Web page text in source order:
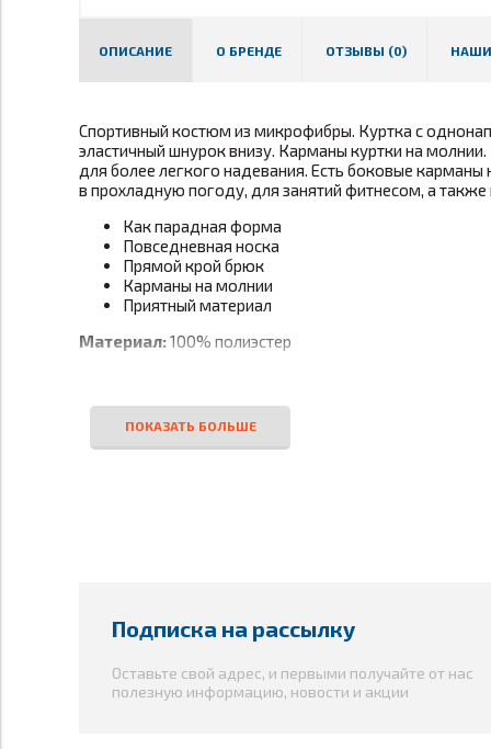
ОПИСАНИЕ О БРЕНДЕ ОТЗЫВЫ (0)
Спортивный костюм из микрофибры. Куртка с
эластичный шнурок внизу. Карманы куртки на
для более легкого надевания. Есть боковые
в прохладную погоду, для занятий фитнесом, а
Как парадная форма
Повседневная носка
Прямой крой брюк
Карманы на молнии
Приятный материал
Материал:100% полиэстер
Подписка на рассылку
Оставьте свой адрес, и первыми получайте от нас
полезную информацию, новости и акции